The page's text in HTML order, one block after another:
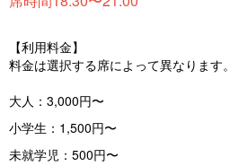
【利用料金】
料金は選択する席によって異なります。
大人：3,000円〜
小学生：1,500円〜
未就学児：500円〜